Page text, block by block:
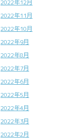
2022年12月
2022年11月
2022年10月
2022年9月
2022年8月
2022年7月
2022年6月
2022年5月
2022年4月
2022年3月
2022年2月